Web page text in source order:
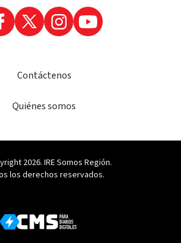
Contáctenos
Quiénes somos
2026. IRE Somos Región.
los derechos reservados.